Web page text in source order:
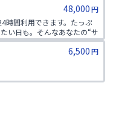
48,000円
時間利用できます。たっぷ
い日も。そんなあなたの“サ
プランです。
6,500円